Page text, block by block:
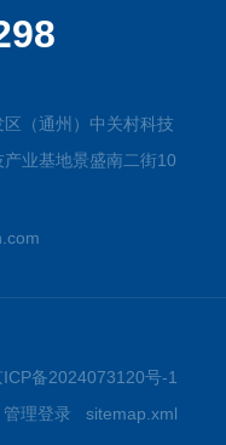
（通州）中关村科技
业基地景盛南二街10
ICP备2024073120号-1
管理登录 sitemap.xml